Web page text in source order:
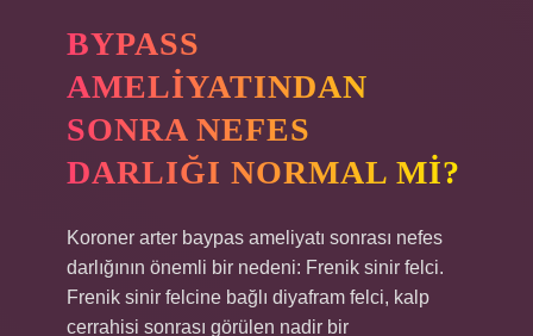
BYPASS
AMELIYATINDAN
SONRA NEFES
DARLIĞI NORMAL MI?
Koroner arter baypas ameliyatı sonrası nefes
darlığının önemli bir nedeni: Frenik sinir felci.
Frenik sinir felcine bağlı diyafram felci, kalp
cerrahisi sonrası görülen nadir bir